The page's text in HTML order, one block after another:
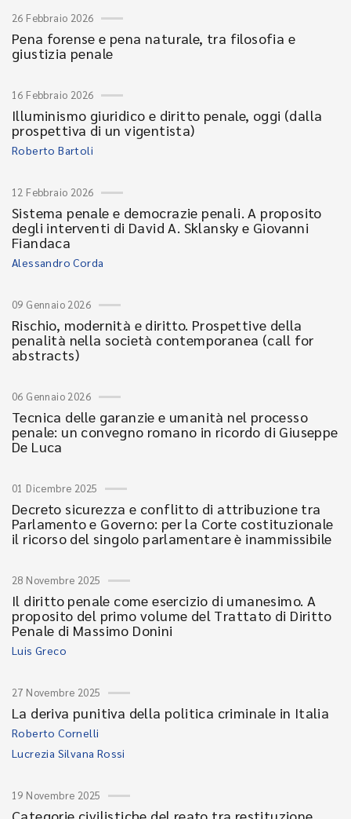
26 Febbraio 2026
Pena forense e pena naturale, tra filosofia e
giustizia penale
16 Febbraio 2026
Illuminismo giuridico e diritto penale, oggi (dalla
prospettiva di un vigentista)
Roberto Bartoli
12 Febbraio 2026
Sistema penale e democrazie penali. A proposito
degli interventi di David A. Sklansky e Giovanni
Fiandaca
Alessandro Corda
09 Gennaio 2026
Rischio, modernità e diritto. Prospettive della
penalità nella società contemporanea (call for
abstracts)
06 Gennaio 2026
Tecnica delle garanzie e umanità nel processo
penale: un convegno romano in ricordo di Giuseppe
De Luca
01 Dicembre 2025
Decreto sicurezza e conflitto di attribuzione tra
Parlamento e Governo: per la Corte costituzionale
il ricorso del singolo parlamentare è inammissibile
28 Novembre 2025
Il diritto penale come esercizio di umanesimo. A
proposito del primo volume del Trattato di Diritto
Penale di Massimo Donini
Luis Greco
27 Novembre 2025
La deriva punitiva della politica criminale in Italia
Roberto Cornelli
Lucrezia Silvana Rossi
19 Novembre 2025